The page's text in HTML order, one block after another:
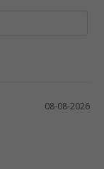
08-08-2026